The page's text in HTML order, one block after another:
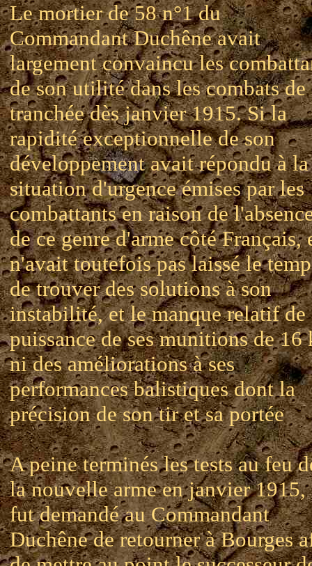
Le mortier de 58 n°1 du
Commandant Duchêne avait
largement convaincu les
de son utilité dans les combats de
tranchée dès janvier 1915. Si la
rapidité exceptionnelle de son
développement avait répondu à la
situation d'urgence émises par les
combattants en raison de
de ce genre d'arme côté Français,
n'avait toutefois pas laissé le
de trouver des solutions à son
instabilité, et le manque relatif de
puissance de ses munitions de 16
ni des améliorations à ses
performances balistiques dont la
précision de son tir et sa portée
A peine terminés les tests au feu
la nouvelle arme en janvier
fut demandé au Commandant
Duchêne de retourner à Bourges